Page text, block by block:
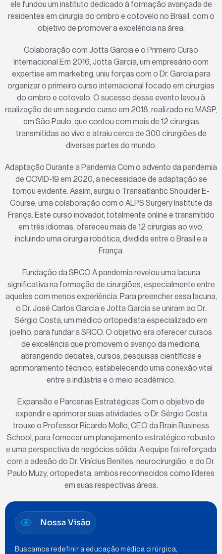
ele fundou um instituto dedicado à formação avançada de
residentes em cirurgia do ombro e cotovelo no Brasil, com o
objetivo de promover a excelência na área.
Colaboração com Jotta Garcia e o Primeiro Curso
Internacional Em 2016, Jotta Garcia, um empresário com
expertise em marketing, uniu forças com o Dr. Garcia para
organizar o primeiro curso internacional focado em cirurgias
do ombro e cotovelo. O sucesso desse evento levou à
realização de um segundo curso em 2018, realizado no MASP,
em São Paulo, que contou com mais de 12 cirurgias
transmitidas ao vivo e atraiu cerca de 300 cirurgiões de
diversas partes do mundo.
Adaptação Durante a Pandemia Com o advento da pandemia
de COVID-19 em 2020, a necessidade de adaptação se
tornou evidente. Assim, surgiu o Transatlantic Shoulder E-
Course, uma colaboração com o ALPS Surgery Institute da
França. Este curso inovador, totalmente online e transmitido
em três idiomas, ofereceu mais de 12 cirurgias ao vivo,
incluindo uma cirurgia robótica, dividida entre o Brasil e a
França.
Fundação da SRCO A pandemia revelou uma lacuna
significativa na formação de cirurgiões, especialmente entre
aqueles com menos experiência. Para preencher essa lacuna,
o Dr. José Carlos Garcia e Jotta Garcia se uniram ao Dr.
Sérgio Costa, um médico ortopedista especializado em
joelho, para fundar a SRCO. O objetivo era oferecer cursos
de excelência que promovem o avanço da medicina,
abrangendo debates, cursos, pesquisas científicas e
aprimoramento técnico, estabelecendo uma conexão vital
entre a indústria e o meio acadêmico.
Expansão e Parcerias Estratégicas Com o objetivo de
expandir e aprimorar suas atividades, o Dr. Sérgio Costa
trouxe o Professor Ricardo Mollo, CEO da Brain Business
School, para fornecer um planejamento estratégico robusto
e uma perspectiva de negócios sólida. A equipe foi reforçada
com a adesão do Dr. Vinícius Benites, neurocirurgião, e do Dr.
Paulo Muzy, ortopedista, ambos reconhecidos como líderes
em suas respectivas áreas.
Nossa Visão
Buscamos redefinir a educação médica cirúrgica,